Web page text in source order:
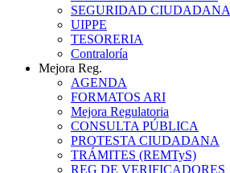
SEGURIDAD CIUDADANA
UIPPE
TESORERIA
Contraloría
Mejora Reg.
AGENDA
FORMATOS ARI
Mejora Regulatoria
CONSULTA PÚBLICA
PROTESTA CIUDADANA
TRÁMITES (REMTyS)
REG DE VERIFICADORES